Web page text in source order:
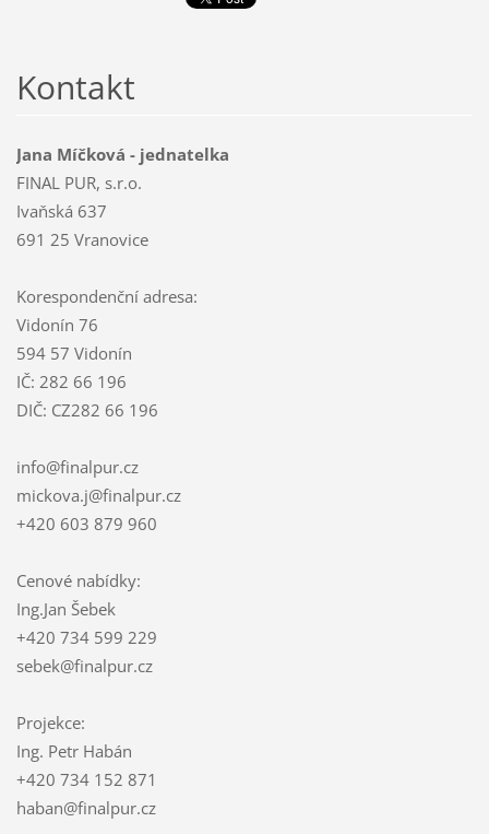
Kontakt
Jana Míčková - jednatelka
FINAL PUR, s.r.o.
Ivaňská 637
691 25 Vranovice
Korespondenční adresa:
Vidonín 76
594 57 Vidonín
IČ: 282 66 196
DIČ: CZ282 66 196
info@finalpur.cz
mickova.j@finalpur.cz
+420 603 879 960
Cenové nabídky:
Ing.Jan Šebek
+420 734 599 229
sebek@finalpur.cz
Projekce:
Ing. Petr Habán
+420 734 152 871
haban@finalpur.cz